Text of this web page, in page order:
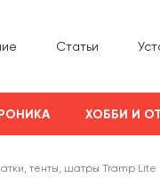
Статьи
ХОББИ И
тенты, шатры Tramp Lite